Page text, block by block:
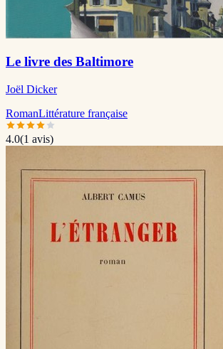
Le livre des Baltimore
Joël Dicker
RomanLittérature française
4.0(1 avis)